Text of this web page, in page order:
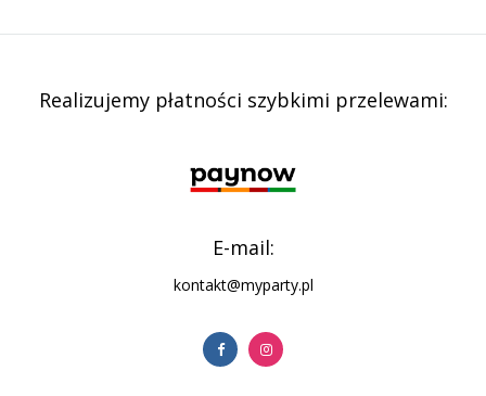
Realizujemy płatności szybkimi przelewami:
E-mail:
kontakt@myparty.pl